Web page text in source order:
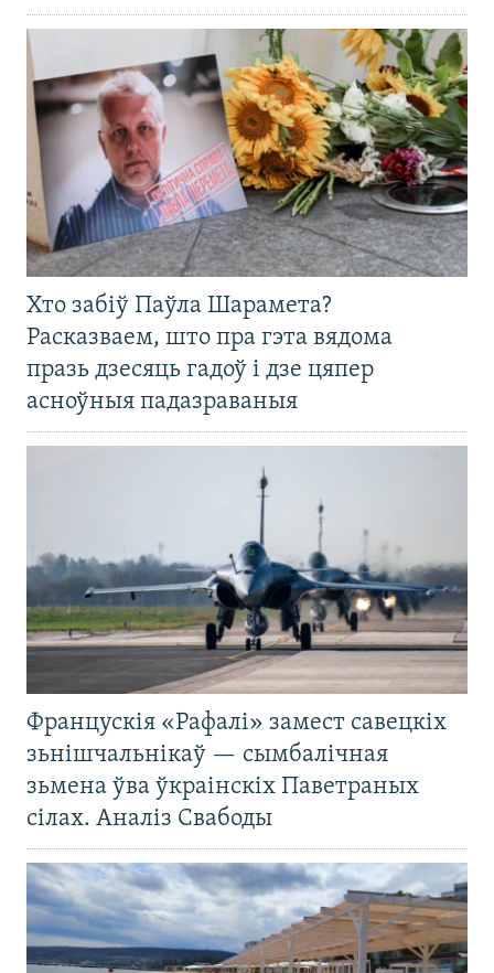
Хто забіў Паўла Шарамета?
Расказваем, што пра гэта вядома
празь дзесяць гадоў і дзе цяпер
асноўныя падазраваныя
Францускія «Рафалі» замест савецкіх
зьнішчальнікаў — сымбалічная
зьмена ўва ўкраінскіх Паветраных
сілах. Аналіз Свабоды